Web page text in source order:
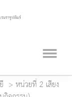
หน่วยที่ 2 เสียง